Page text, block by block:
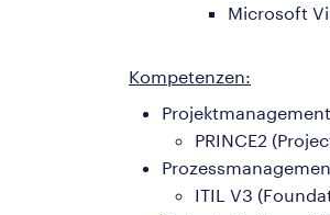
Microsoft
Kompetenzen:
Projektmanagement
PRINCE2
ITIL V3